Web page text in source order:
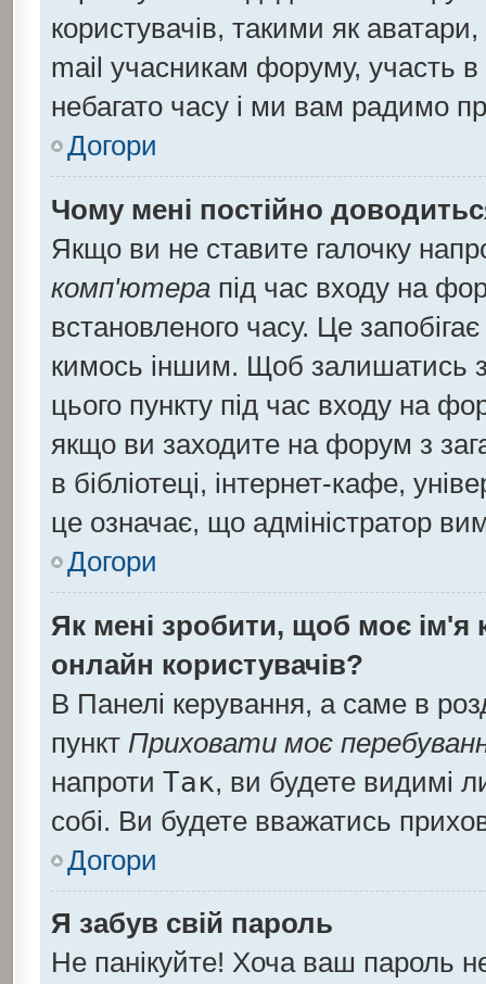
користувачів, такими як
mail учасникам форуму, участь в
небагато часу і ми вам радимо
Догори
Чому мені постійно
Якщо ви не ставите галочку
комп'ютерапід час входу на
встановленого часу. Це
кимось іншим. Щоб залишатись
цього пункту під час входу на
якщо ви заходите на форум з
в бібліотеці, інтернет-кафе,
це означає, що адміністратор
Догори
Як мені зробити, щоб моє ім'я
онлайн користувачів?
В Панелі керування, а саме в
пункт Приховати моє
напроти Так, ви будете видимі
собі. Ви будете вважатись
Догори
Я забув свій пароль
Не панікуйте! Хоча ваш пароль